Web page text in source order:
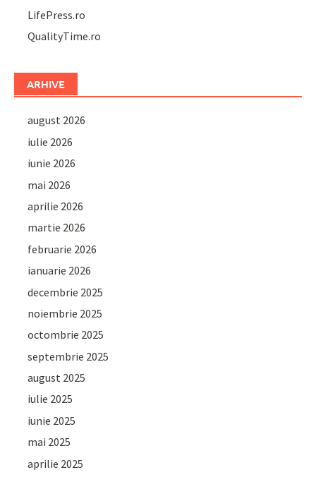
LifePress.ro
QualityTime.ro
ARHIVE
august 2026
iulie 2026
iunie 2026
mai 2026
aprilie 2026
martie 2026
februarie 2026
ianuarie 2026
decembrie 2025
noiembrie 2025
octombrie 2025
septembrie 2025
august 2025
iulie 2025
iunie 2025
mai 2025
aprilie 2025